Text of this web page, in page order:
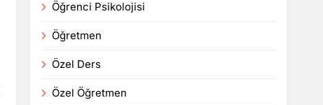
Öğrenci Psikolojisi
Öğretmen
Özel Ders
Özel Öğretmen